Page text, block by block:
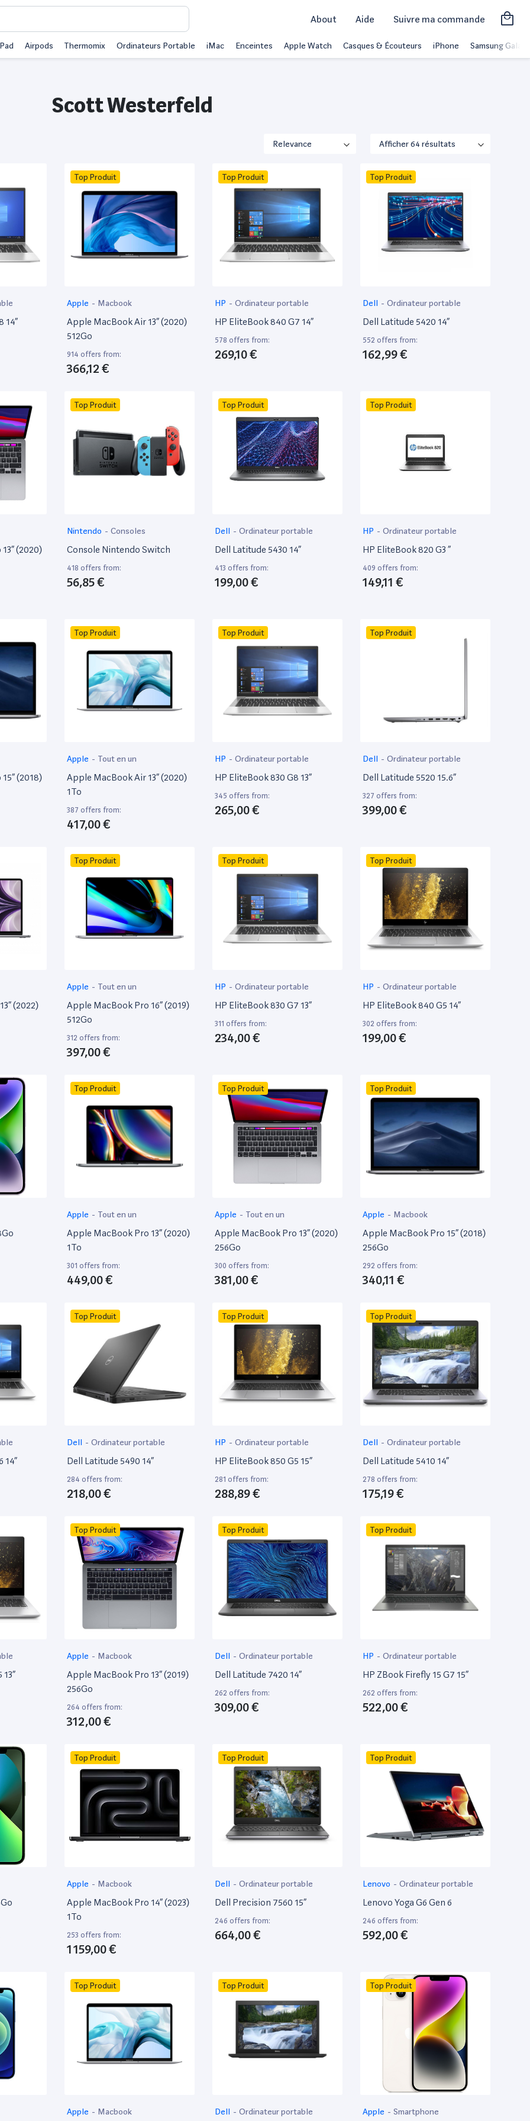
About Aide Suivre ma commande
Airpods Thermomix Ordinateurs Portable iMac Enceintes Apple Watch Casques & Écouteurs iPhone Samsung Galaxy
Scott Westerfeld
14”
Top Produit
Apple - Macbook
Apple MacBook Air 13” (2020)
512Go
914 offers from:
366,12 €
Top Produit
HP - Ordinateur portable
HP EliteBook 840 G7 14”
578 offers from:
269,10 €
Top Produit
Dell - Ordinateur portable
Dell Latitude 5420 14”
552 offers from:
162,99 €
(2020)
Top Produit
Nintendo - Consoles
Console Nintendo Switch
418 offers from:
56,85 €
Top Produit
Dell - Ordinateur portable
Dell Latitude 5430 14”
413 offers from:
199,00 €
Top Produit
HP - Ordinateur portable
HP EliteBook 820 G3 ”
409 offers from:
149,11 €
(2018)
Top Produit
Apple - Tout en un
Apple MacBook Air 13” (2020)
1To
387 offers from:
417,00 €
Top Produit
HP - Ordinateur portable
HP EliteBook 830 G8 13”
345 offers from:
265,00 €
Top Produit
Dell - Ordinateur portable
Dell Latitude 5520 15.6”
327 offers from:
399,00 €
(2022)
Top Produit
Apple - Tout en un
Apple MacBook Pro 16” (2019)
512Go
312 offers from:
397,00 €
Top Produit
HP - Ordinateur portable
HP EliteBook 830 G7 13”
311 offers from:
234,00 €
Top Produit
HP - Ordinateur portable
HP EliteBook 840 G5 14”
302 offers from:
199,00 €
Top Produit
Apple - Tout en un
Apple MacBook Pro 13” (2020)
1To
301 offers from:
449,00 €
Top Produit
Apple - Tout en un
Apple MacBook Pro 13” (2020)
256Go
300 offers from:
381,00 €
Top Produit
Apple - Macbook
Apple MacBook Pro 15” (2018)
256Go
292 offers from:
340,11 €
14”
Top Produit
Dell - Ordinateur portable
Dell Latitude 5490 14”
284 offers from:
218,00 €
Top Produit
HP - Ordinateur portable
HP EliteBook 850 G5 15”
281 offers from:
288,89 €
Top Produit
Dell - Ordinateur portable
Dell Latitude 5410 14”
278 offers from:
175,19 €
Top Produit
Apple - Macbook
Apple MacBook Pro 13” (2019)
256Go
264 offers from:
312,00 €
Top Produit
Dell - Ordinateur portable
Dell Latitude 7420 14”
262 offers from:
309,00 €
Top Produit
HP - Ordinateur portable
HP ZBook Firefly 15 G7 15”
262 offers from:
522,00 €
Top Produit
Apple - Macbook
Apple MacBook Pro 14” (2023)
1To
253 offers from:
1 159,00 €
Top Produit
Dell - Ordinateur portable
Dell Precision 7560 15”
246 offers from:
664,00 €
Top Produit
Lenovo - Ordinateur portable
Lenovo Yoga G6 Gen 6
246 offers from:
592,00 €
Top Produit
Apple - Macbook
Top Produit
Dell - Ordinateur portable
Top Produit
Apple - Smartphone